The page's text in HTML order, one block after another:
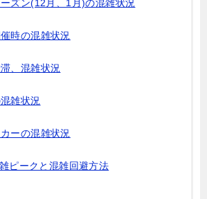
ズン(12月、1月)の混雑状況
時の混雑状況
、混雑状況
雑状況
ーの混雑状況
ピークと混雑回避方法